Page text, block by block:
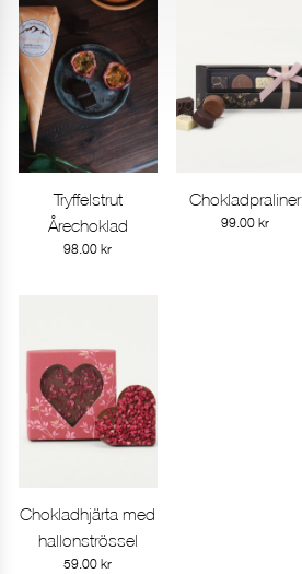
Gå till produkt
Tryffelstrut
Årechoklad
98.00kr
Gå till produkt
Chokladpraliner
99.00 kr
Gå till produkt
Chokladhjärta med
hallonströssel
59.00kr